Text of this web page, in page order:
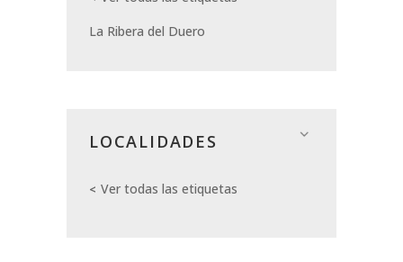
La Ribera del Duero
LOCALIDADES
Ver todas las etiquetas